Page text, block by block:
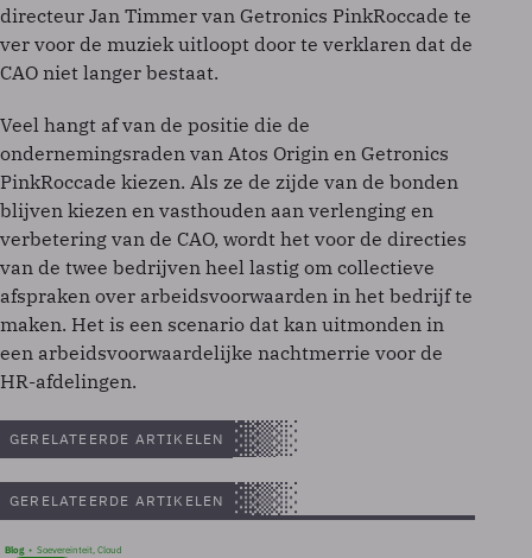
directeur Jan Timmer van Getronics PinkRoccade te
ver voor de muziek uitloopt door te verklaren dat de
CAO niet langer bestaat.
Veel hangt af van de positie die de
ondernemingsraden van Atos Origin en Getronics
PinkRoccade kiezen. Als ze de zijde van de bonden
blijven kiezen en vasthouden aan verlenging en
verbetering van de CAO, wordt het voor de directies
van de twee bedrijven heel lastig om collectieve
afspraken over arbeidsvoorwaarden in het bedrijf te
maken. Het is een scenario dat kan uitmonden in
een arbeidsvoorwaardelijke nachtmerrie voor de
HR-afdelingen.
GERELATEERDE ARTIKELEN
GERELATEERDE ARTIKELEN
Blog Soevereinteit, Cloud